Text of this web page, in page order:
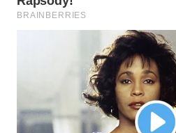
WN
WN